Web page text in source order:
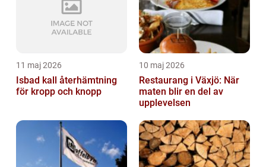
11 maj 2026
Isbad kall återhämtning
för kropp och knopp
10 maj 2026
Restaurang i Växjö: När
maten blir en del av
upplevelsen